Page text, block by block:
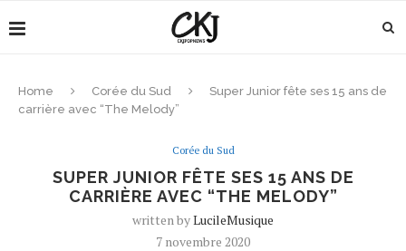
Home Corée du Sud
Super Junior fête ses 15 ans de
carrière avec “The Melody”
Corée du Sud
SUPER JUNIOR FÊTE SES 15 ANS DE
CARRIÈRE AVEC “THE MELODY”
written byLucileMusique
7 novembre 2020